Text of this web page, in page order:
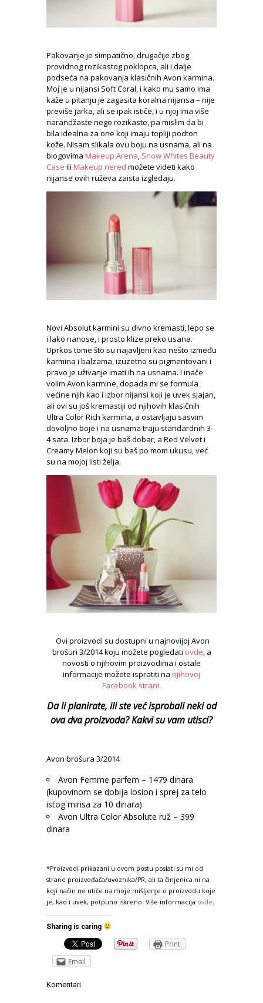
Pakovanje je simpatično, drugačije zbog
providnog rozikastog poklopca, ali i dalje
podseća na pakovanja klasičnih Avon karmina.
Moj je u nijansi Soft Coral, i kako mu samo ima
kaže u pitanju je zagasita koralna nijansa – nije
previše jarka, ali se ipak ističe, i u njoj ima više
narandžaste nego rozikaste, pa mislim da bi
bila idealna za one koji imaju topliji podton
kože. Nisam slikala ovu boju na usnama, ali na
blogovima Makeup Arena, Snow Whites Beauty
Case ili Makeup nered možete videti kako
nijanse ovih ruževa zaista izgledaju.
Novi Absolut karmini su divno kremasti, lepo se
i lako nanose, i prosto klize preko usana.
Uprkos tome što su najavljeni kao nešto između
karmina i balzama, izuzetno su pigmentovani i
pravo je uživanje imati ih na usnama. I inače
volim Avon karmine, dopada mi se formula
većine njih kao i izbor nijansi koji je uvek sjajan,
ali ovi su još kremastiji od njihovih klasičnih
Ultra Color Rich karmina, a ostavljaju sasvim
dovoljno boje i na usnama traju standardnih 3-
4 sata. Izbor boja je baš dobar, a Red Velvet i
Creamy Melon koji su baš po mom ukusu, već
su na mojoj listi želja.
Ovi proizvodi su dostupni u najnovijoj Avon
brošuri 3/2014 koju možete pogledati ovde, a
novosti o njihovim proizvodima i ostale
informacije možete ispratiti na njihovoj
Facebook strani.
Da li planirate, ili ste već isprobali neki od
ova dva proizvoda? Kakvi su vam utisci?
Avon brošura 3/2014
Avon Femme parfem – 1479 dinara
(kupovinom se dobija losion i sprej za telo
istog mirisa za 10 dinara)
Avon Ultra Color Absolute ruž – 399
dinara
*Proizvodi prikazani u ovom postu poslati su mi od
strane proizvođača/uvoznika/PR, ali ta činjenica ni na
koji način ne utiče na moje mišljenje o proizvodu koje
je, kao i uvek, potpuno iskreno. Više informacija ovde.
Sharing is caring
Print
Email
Komentari